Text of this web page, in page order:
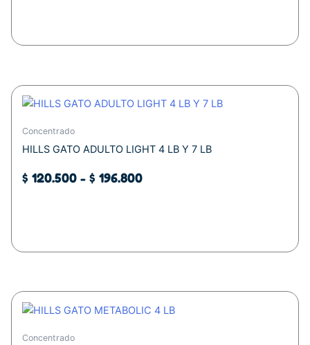
Concentrado
HILLS GATO ADULTO LIGHT 4 LB Y 7 LB
$ 120.500 - $ 196.800
desde
$ 120.500
Este
producto
tiene
múltiples
Las
página
de
Concentrado